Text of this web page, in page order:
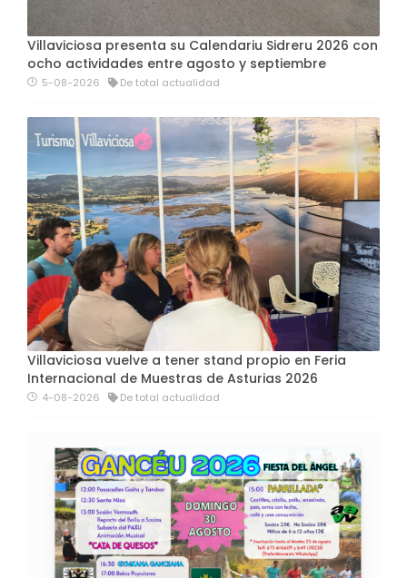
Villaviciosa presenta su Calendariu Sidreru 2026 con
ocho actividades entre agosto y septiembre
5-08-2026 De total actualidad
Villaviciosa vuelve a tener stand propio en Feria
Internacional de Muestras de Asturias 2026
4-08-2026 De total actualidad